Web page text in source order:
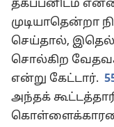
தகப்பனிடம்
முடியாதென்றா
செய்தால்,
சொல்கிற
என்று கேட்டார்.
அந்தக்